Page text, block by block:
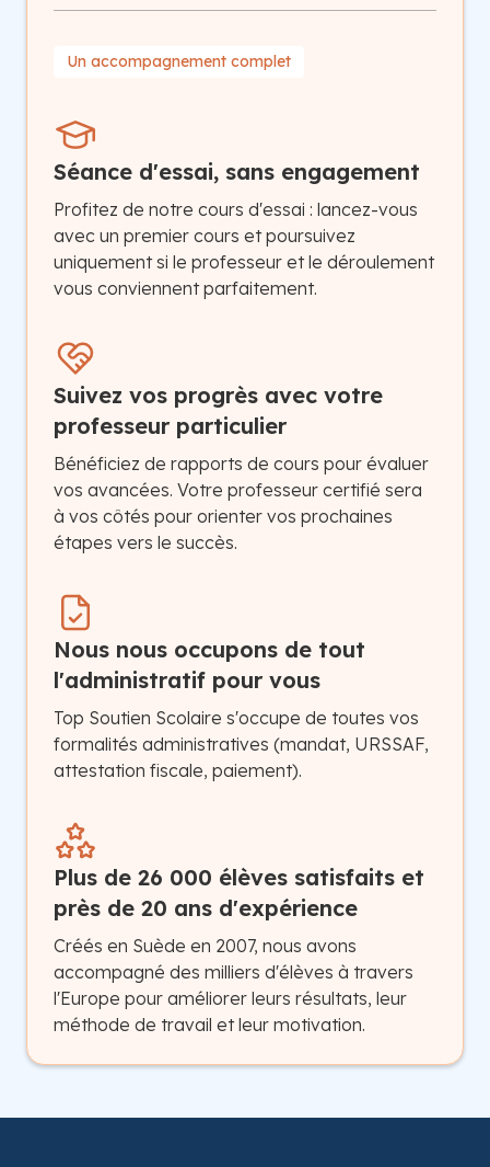
Un accompagnement complet
Séance d'essai, sans engagement
Profitez de notre cours d'essai : lancez-vous
avec un premier cours et poursuivez
uniquement si le professeur et le déroulement
vous conviennent parfaitement.
Suivez vos progrès avec votre
professeur particulier
Bénéficiez de rapports de cours pour évaluer
vos avancées. Votre professeur certifié sera
à vos côtés pour orienter vos prochaines
étapes vers le succès.
Nous nous occupons de tout
l'administratif pour vous
Top Soutien Scolaire s'occupe de toutes vos
formalités administratives (mandat, URSSAF,
attestation fiscale, paiement).
Plus de 26 000 élèves satisfaits et
près de 20 ans d'expérience
Créés en Suède en 2007, nous avons
accompagné des milliers d'élèves à travers
l'Europe pour améliorer leurs résultats, leur
méthode de travail et leur motivation.